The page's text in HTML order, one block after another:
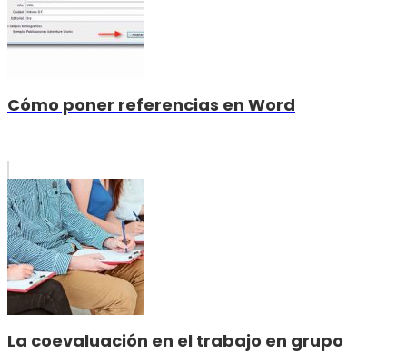
Cómo poner referencias en Word
La coevaluación en el trabajo en grupo